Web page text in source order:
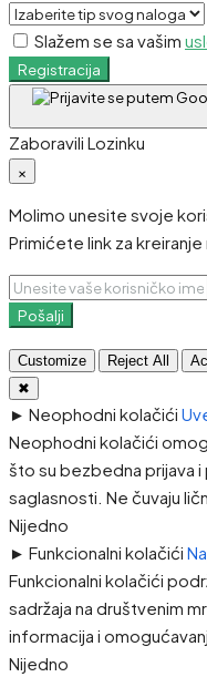
Slažem se sa vašim
Registracija
Zaboravili Lozinku
×
Molimo unesite svoje
Primićete link za
Pošalji
Customize Reject All
✖
► Neophodni kolačići
Neophodni kolačići
što su bezbedna prijava
saglasnosti. Ne čuvaju
Nijedno
► Funkcionalni kolačići
Funkcionalni kolačići
sadržaja na društvenim
informacija i
Nijedno